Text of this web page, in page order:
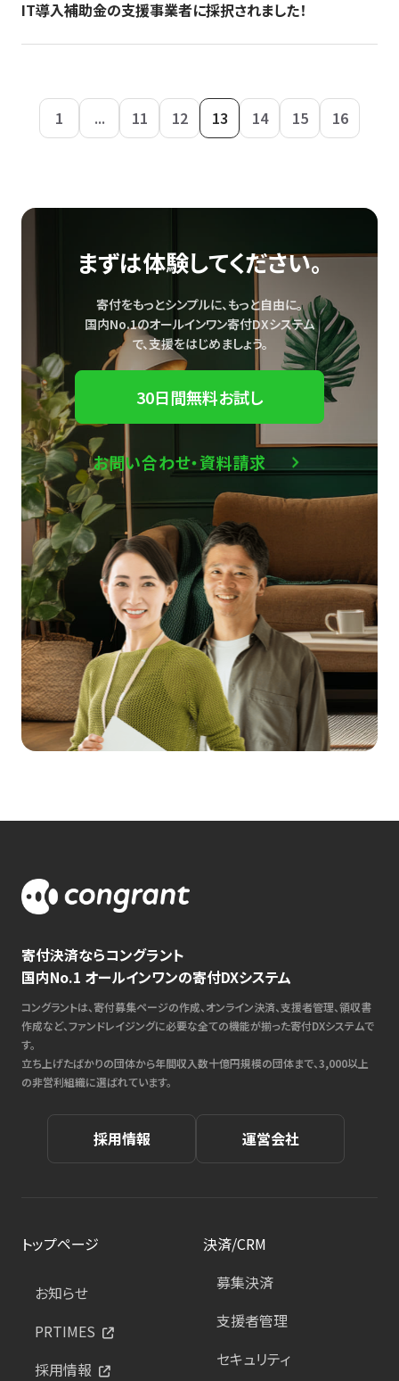
IT導入補助金の支援事業者に採択されました！
1 ... 11 12 13 14 15 16
まずは体験してください。
寄付をもっとシンプルに、もっと自由に。
国内No.1のオールインワン寄付DXシステム
で、支援をはじめましょう。
30日間無料お試し
お問い合わせ・資料請求
寄付決済ならコングラント
国内No.1 オールインワンの寄付DXシステム
コングラントは、寄付募集ページの作成、オンライン決済、支援者管理、領収書
作成など、ファンドレイジングに必要な全ての機能が揃った寄付DXシステムで
す。
立ち上げたばかりの団体から年間収入数十億円規模の団体まで、3,000以上
の非営利組織に選ばれています。
採用情報 運営会社
トップページ
お知らせ
PRTIMES
採用情報
決済/CRM
募集決済
支援者管理
セキュリティ